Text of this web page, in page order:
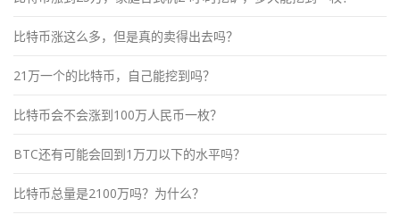
比特币涨这么多，但是真的卖得出去吗？
21万一个的比特币，自己能挖到吗？
比特币会不会涨到100万人民币一枚？
BTC还有可能会回到1万刀以下的水平吗？
比特币总量是2100万吗？为什么？